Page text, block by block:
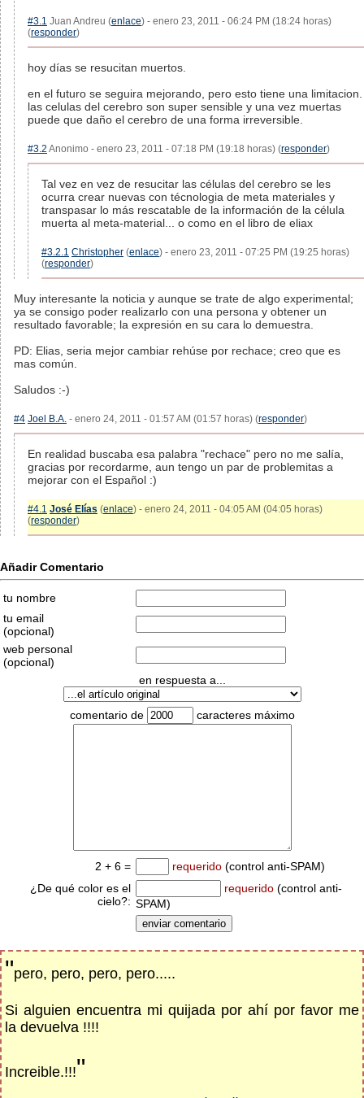
#3.1 Juan Andreu (enlace) - enero 23, 2011 - 06:24 PM (18:24 horas)
(responder)
hoy días se resucitan muertos.
en el futuro se seguira mejorando, pero esto tiene una limitacion.
las celulas del cerebro son super sensible y una vez muertas
puede que daño el cerebro de una forma irreversible.
#3.2 Anonimo - enero 23, 2011 - 07:18 PM (19:18 horas) (responder)
Tal vez en vez de resucitar las células del cerebro se les
ocurra crear nuevas con técnologia de meta materiales y
transpasar lo más rescatable de la información de la célula
muerta al meta-material... o como en el libro de eliax
#3.2.1 Christopher (enlace) - enero 23, 2011 - 07:25 PM (19:25 horas)
(responder)
Muy interesante la noticia y aunque se trate de algo experimental;
ya se consigo poder realizarlo con una persona y obtener un
resultado favorable; la expresión en su cara lo demuestra.
PD: Elias, seria mejor cambiar rehúse por rechace; creo que es
mas común.
Saludos :-)
#4 Joel B.A. - enero 24, 2011 - 01:57 AM (01:57 horas) (responder)
En realidad buscaba esa palabra "rechace" pero no me salía,
gracias por recordarme, aun tengo un par de problemitas a
mejorar con el Español :)
#4.1 José Elías (enlace) - enero 24, 2011 - 04:05 AM (04:05 horas)
(responder)
Añadir Comentario
tu nombre
tu email
(opcional)
web personal
(opcional)
en respuesta a...
comentario de caracteres máximo
2 + 6 = requerido (control anti-SPAM)
¿De qué color es el
cielo?:
requerido (control anti-
SPAM)
"pero, pero, pero, pero.....
Si alguien encuentra mi quijada por ahí por favor me
la devuelva !!!!
Increible.!!!"